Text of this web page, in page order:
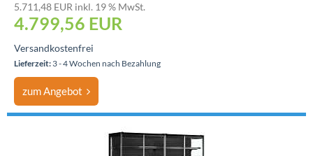
5.711,48 EUR inkl. 19 % MwSt.
4.799,56 EUR
Versandkostenfrei
Lieferzeit: 3 - 4 Wochen nach Bezahlung
zum Angebot